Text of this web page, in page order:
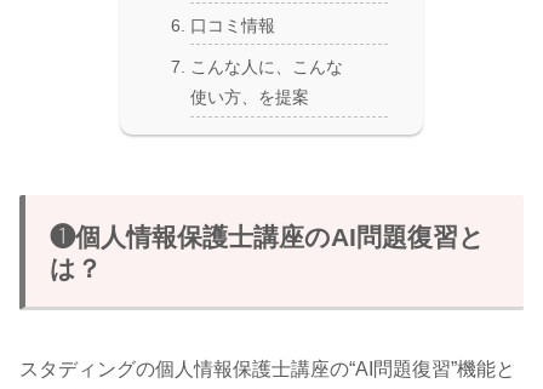
口コミ情報
こんな人に、こんな
使い方、を提案
❶個人情報保護士講座のAI問題復習と
は？
スタディングの個人情報保護士講座の“AI問題復習”機能と